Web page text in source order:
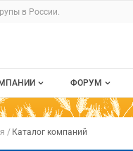
grainboard.ru
в России.
grainboard.ru
компаний
ФОРУМ
Все темы
по
Каталог компаний